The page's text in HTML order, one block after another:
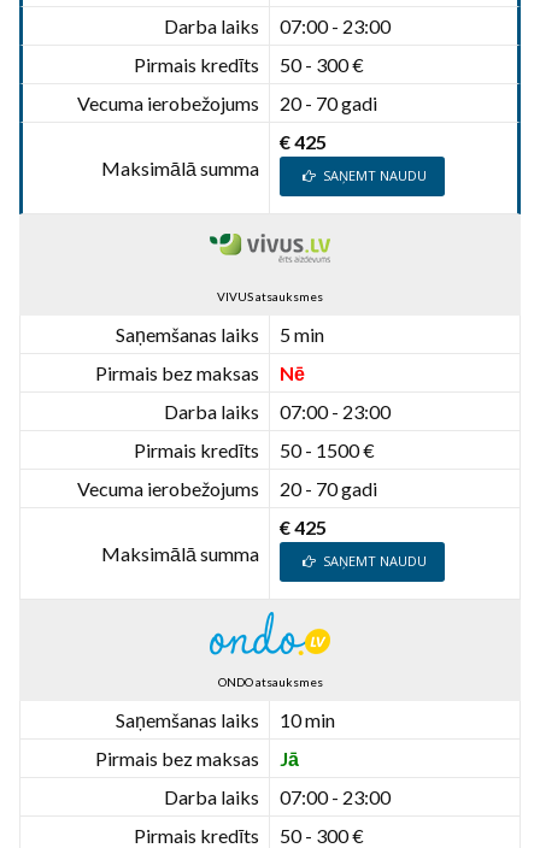
Darba laiks
07:00 - 23:00
Pirmais kredīts
50 - 300 €
Vecuma ierobežojums
20 - 70 gadi
Maksimālā summa
€ 425
SAŅEMT NAUDU
VIVUS atsauksmes
Saņemšanas laiks
5 min
Pirmais bez maksas
Nē
Darba laiks
07:00 - 23:00
Pirmais kredīts
50 - 1500 €
Vecuma ierobežojums
20 - 70 gadi
Maksimālā summa
€ 425
SAŅEMT NAUDU
ONDO atsauksmes
Saņemšanas laiks
10 min
Pirmais bez maksas
Jā
Darba laiks
07:00 - 23:00
Pirmais kredīts
50 - 300 €